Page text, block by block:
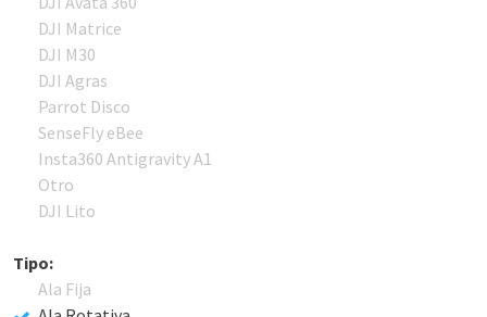
DJI Matrice
DJI M30
DJI Agras
Parrot Disco
SenseFly eBee
Insta360 Antigravity A1
Otro
DJI Lito
Tipo:
Ala Fija